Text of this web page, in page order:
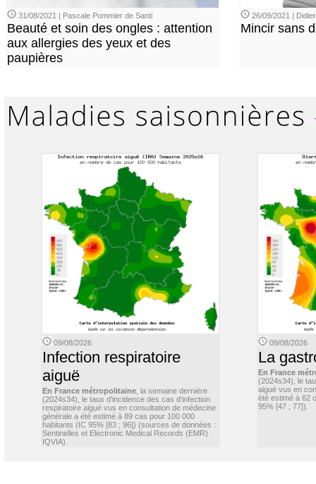
31/08/2021 | Pascale Pommier de Santi
Beauté et soin des ongles : attention
aux allergies des yeux et des
paupières
26/09/2021 |
Mincir sans
09/08/2026
Infection respiratoire
aiguë
En France métropolitaine , la semaine dernière
(2024s34), le taux d’incidence des cas d’infection
respiratoire aiguë vus en consultation de médecine
générale a été estimé à 89 cas pour 100 000
habitants (IC 95% [83 ; 96]) (sources de données :
Sentinelles et Electronic Medical Records (EMR)
IQVIA).
09/08/2026
La
En France
(2024s34), le
aiguë vus en
été estimé à 62
95% [47 ; 77]).